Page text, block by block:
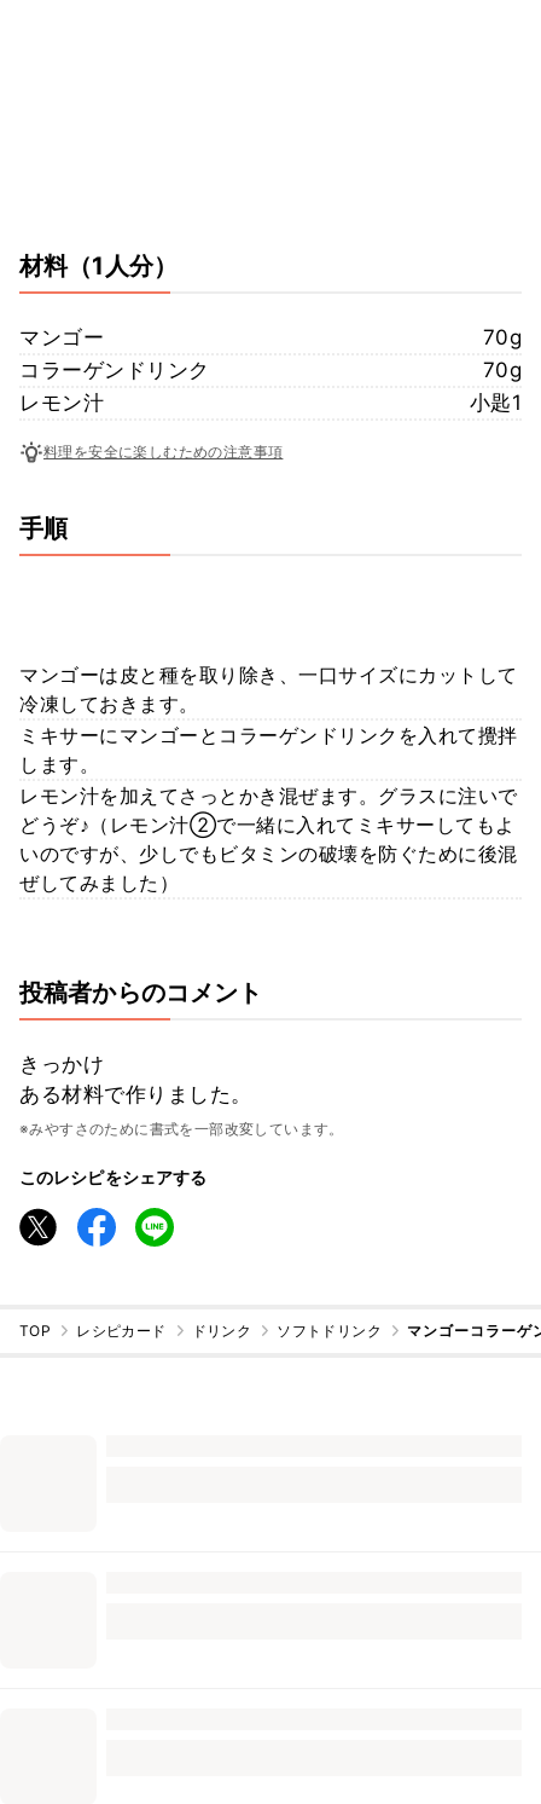
材料（1人分）
マンゴー
70g
コラーゲンドリンク
70g
レモン汁
小匙1
料理を安全に楽しむための注意事項
手順
マンゴーは皮と種を取り除き、一口サイズにカットして
冷凍しておきます。
ミキサーにマンゴーとコラーゲンドリンクを入れて攪拌
します。
レモン汁を加えてさっとかき混ぜます。グラスに注いで
どうぞ♪（レモン汁②で一緒に入れてミキサーしてもよ
いのですが、少しでもビタミンの破壊を防ぐために後混
ぜしてみました）
投稿者からのコメント
きっかけ
ある材料で作りました。
※みやすさのために書式を一部改変しています。
このレシピをシェアする
TOP レシピカード ドリンク ソフトドリンク マンゴーコラーゲ